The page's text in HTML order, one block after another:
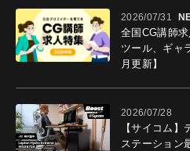
2026/07/31
全国CG講師
ツール、ギャ
月更新】
2026/07/28
【サイコム
ステーション